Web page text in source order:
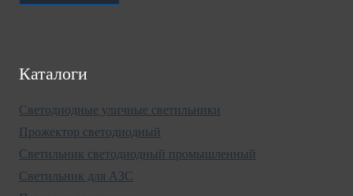
Каталоги
Светодиодные уличные светильники
Прожектор светодиодный
Светильник светодиодный промышленный
Светильник для АЗС